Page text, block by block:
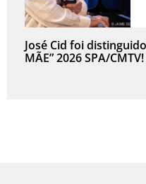
José Cid foi
MÃE” 2026 SPA/CMTV!